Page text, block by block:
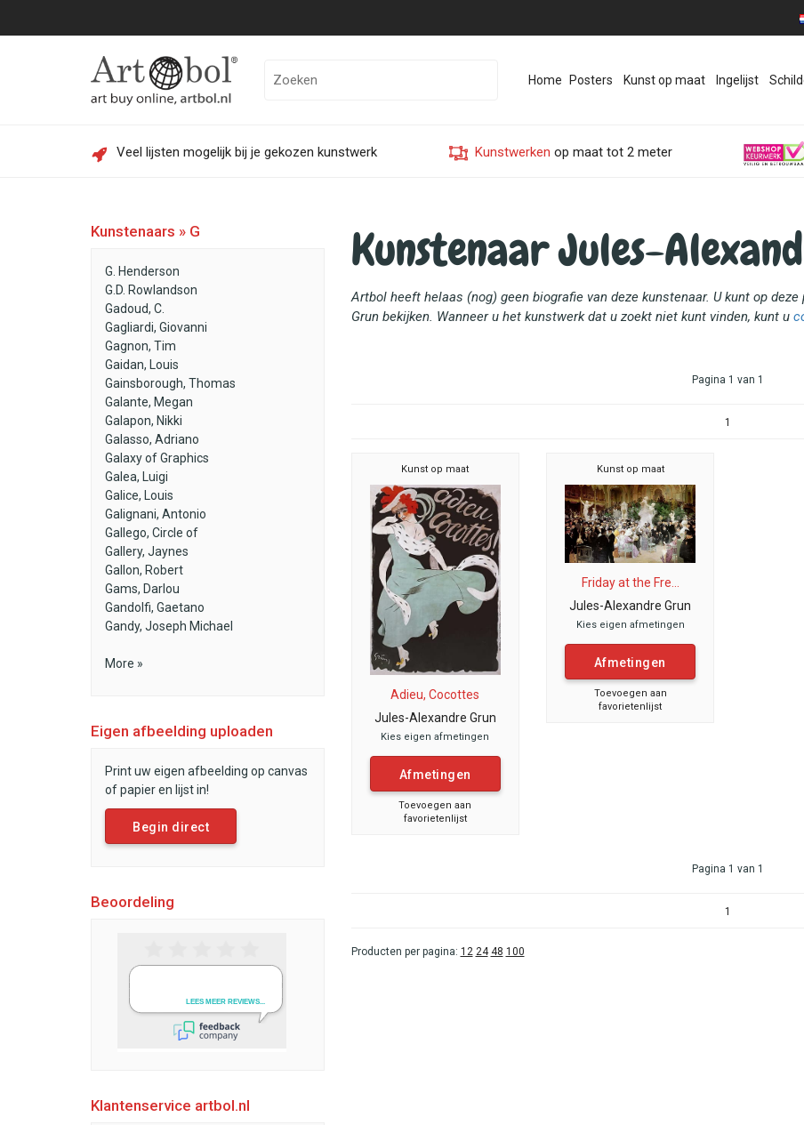
Home Posters Kunst op maat Ingelijst
Veel lijsten mogelijk bij je gekozen kunstwerk Kunstwerken op maat tot 2 meter
Kunstenaars » G
G. Henderson
G.D. Rowlandson
Gadoud, C.
Gagliardi, Giovanni
Gagnon, Tim
Gaidan, Louis
Gainsborough, Thomas
Galante, Megan
Galapon, Nikki
Galasso, Adriano
Galaxy of Graphics
Galea, Luigi
Galice, Louis
Galignani, Antonio
Gallego, Circle of
Gallery, Jaynes
Gallon, Robert
Gams, Darlou
Gandolfi, Gaetano
Gandy, Joseph Michael
More »
Eigen afbeelding uploaden
Print uw eigen afbeelding op canvas
of papier en lijst in!
Begin direct
Beoordeling
Klantenservice artbol.nl
Kunstenaar Jules-
Artbol heeft helaas (nog) geen biografie van deze kunstenaar. U kunt op
Grun bekijken. Wanneer u het kunstwerk dat u zoekt niet kunt vinden, kunt u
Pagina 1 van 1
1
Kunst op maat
Adieu, Cocottes
Jules-Alexandre Grun
Kies eigen afmetingen
Afmetingen
Toevoegen aan
favorietenlijst
Kunst op maat
Friday at the Fre...
Jules-Alexandre Grun
Kies eigen afmetingen
Afmetingen
Toevoegen aan
favorietenlijst
Pagina 1 van 1
1
Producten per pagina: 12 24 48 100